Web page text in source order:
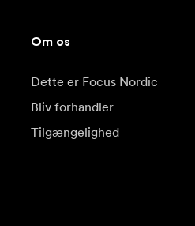
Om os
Dette er Focus Nordic
Bliv forhandler
Tilgængelighed